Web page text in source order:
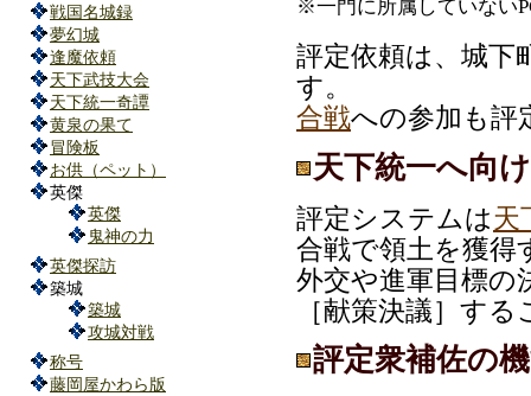
※一門に所属していない
評定依頼は、城下
す。
合戦への参加も評
天下統一へ向
評定システムは天
合戦で領土を獲得
外交や進軍目標の
［献策決議］す
評定衆補佐の
戦国名城録
夢幻城
逢魔依頼
天下武技大会
天下統一奇譚
黄泉の果て
冒険板
お供（ペット）
英傑
英傑
鬼神の力
英傑探訪
築城
築城
攻城対戦
称号
藤岡屋かわら版